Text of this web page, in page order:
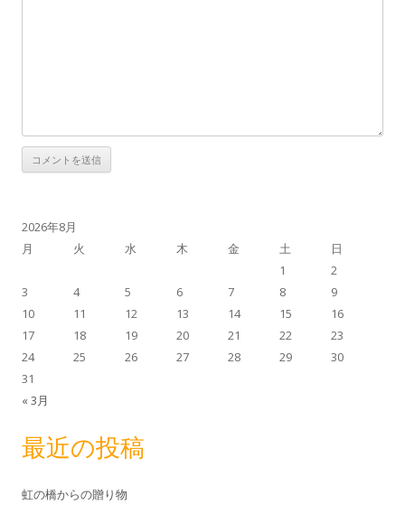
2026年8月
月
火 水 木 金 土 日
« 3月
1
2
3
4 5 6 7 8
9
10
11 12 13 14 15
16
17
18 19 20 21 22
23
24
25 26 27 28 29
30
31
最近の投稿
虹の橋からの贈り物